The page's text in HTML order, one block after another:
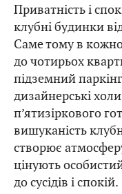
Приватність і
клубні будинки
Саме тому в
до чотирьох
підземний
дизайнерські
п’ятизіркового
вишуканість
створює
цінують
до сусідів і спокій.